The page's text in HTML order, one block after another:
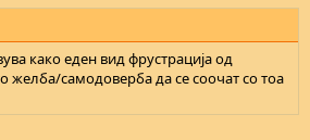
како еден вид фрустрација од
самодоверба да се соочат со тоа